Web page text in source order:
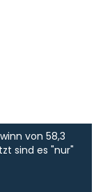
von 58,3
sind es "nur"